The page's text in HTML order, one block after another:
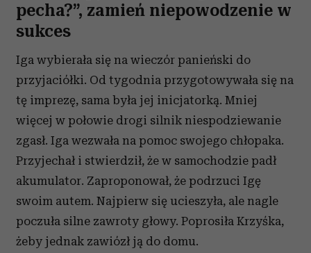
pecha?”, zamień niepowodzenie w
sukces
Iga wybierała się na wieczór panieński do
przyjaciółki. Od tygodnia przygotowywała się na
tę imprezę, sama była jej inicjatorką. Mniej
więcej w połowie drogi silnik niespodziewanie
zgasł. Iga wezwała na pomoc swojego chłopaka.
Przyjechał i stwierdził, że w samochodzie padł
akumulator. Zaproponował, że podrzuci Igę
swoim autem. Najpierw się ucieszyła, ale nagle
poczuła silne zawroty głowy. Poprosiła Krzyśka,
żeby jednak zawiózł ją do domu.